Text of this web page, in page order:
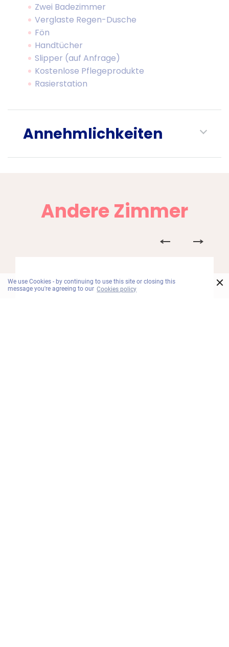
We use Cookies - by continuing to use this site or closing this
message you're agreeing to our Cookies policy ×
Zwei Badezimmer
Verglaste Regen-Dusche
Fön
Handtücher
Slipper (auf Anfrage)
Kostenlose Pflegeprodukte
Rasierstation
Annehmlichkeiten
Andere Zimmer